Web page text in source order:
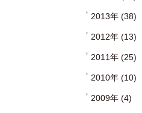
2013年 (38)
2012年 (13)
2011年 (25)
2010年 (10)
2009年 (4)